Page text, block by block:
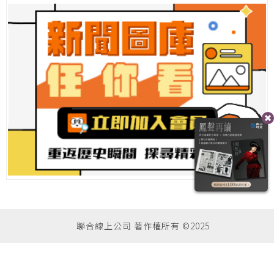
聯合線上公司 著作權所有 ©2025